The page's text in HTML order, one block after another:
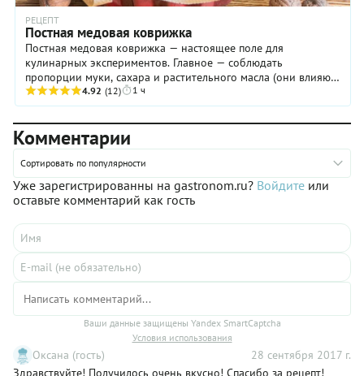
РЕЦЕПТ
Постная медовая коврижка
Постная медовая коврижка — настоящее поле для
кулинарных экспериментов. Главное — соблюдать
пропорции муки, сахара и растительного масла (они влияют
на консистенцию теста), а остальные ингредиенты ...
4.92 (12) 1 ч
Комментарии
Сортировать по популярности
Уже зарегистрированны на gastronom.ru? Войдите или
оставьте комментарий как гость
Ваши данные защищены Yandex SmartCaptcha
Условия использования
Оксана (гость)
28 сентября 2017 г.